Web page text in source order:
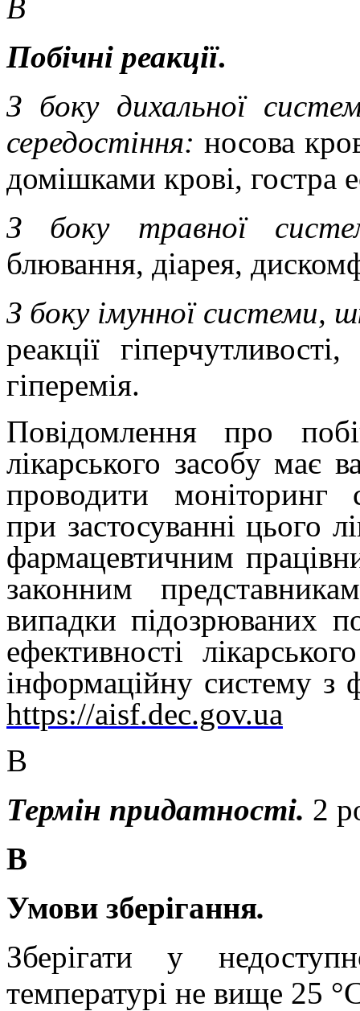
В
Побічні реакції.
З боку дихальної
середостіння: носова
домішками крові, гостра
З боку травної
блювання, діарея,
З боку імунної системи,
реакції
гіперемія.
Повідомлення про
лікарського засобу має
проводити моніторинг
при застосуванні цього
фармацевтичним
законним
випадки підозрюваних
ефективності
інформаційну систему з
https://aisf.dec.gov.ua
В
Термін придатності. 2
В
Умови зберігання.
Зберігати у
температурі не вище 25